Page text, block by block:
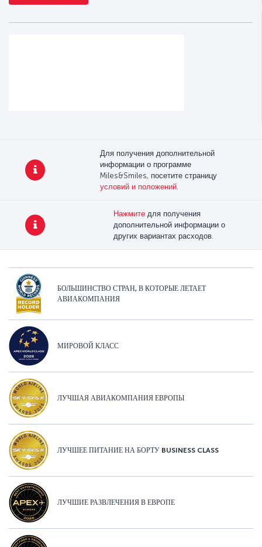
Для получения дополнительной
информации о программе
Miles&Smiles, посетите страницу
условий и положений.
Нажмите для получения
дополнительной информации о
других вариантах расходов.
БОЛЬШИНСТВО СТРАН, В КОТОРЫЕ ЛЕТАЕТ
АВИАКОМПАНИЯ
МИРОВОЙ КЛАСС
ЛУЧШАЯ АВИАКОМПАНИЯ ЕВРОПЫ
ЛУЧШЕЕ ПИТАНИЕ НА БОРТУ BUSINESS CLASS
ЛУЧШИЕ РАЗВЛЕЧЕНИЯ В ЕВРОПЕ